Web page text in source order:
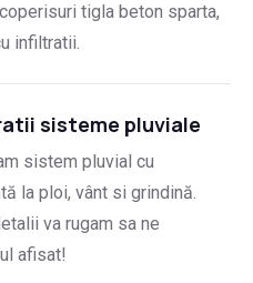
tigla beton sparta,
infiltratii.
sisteme pluviale
sistem pluvial cu
la ploi, vânt si grindină.
va rugam sa ne
afisat!